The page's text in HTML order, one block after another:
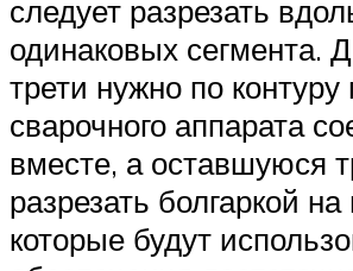
следует разрезать
одинаковых сегмента.
трети нужно по
сварочного аппарата
вместе, а оставшуюся
разрезать болгаркой
которые будут